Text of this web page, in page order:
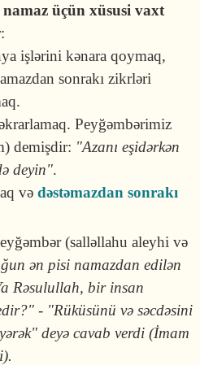
namaz üçün xüsusi vaxt
işlərini kənara qoymaq,
sonrakı zikrləri
Peyğəmbərimiz
demişdir: "Azanı eşidərkən
deyin".
vədəstəmazdan sonrakı
(salləllahu aleyhi və
ən pisi namazdan edilən
Rəsulullah, bir insan
- "Rüküsünü və səcdəsini
deyə cavab verdi (İmam